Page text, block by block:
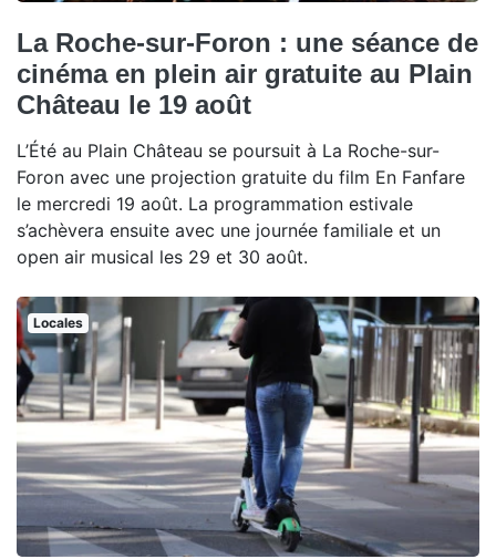
La Roche-sur-Foron : une séance de
cinéma en plein air gratuite au Plain
Château le 19 août
L’Été au Plain Château se poursuit à La Roche-sur-
Foron avec une projection gratuite du film En Fanfare
le mercredi 19 août. La programmation estivale
s’achèvera ensuite avec une journée familiale et un
open air musical les 29 et 30 août.
Locales